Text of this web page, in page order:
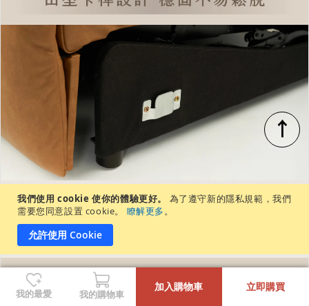
我們使用 cookie 使你的體驗更好。
為了遵守新的隱私規範，我們
需要您同意設置 cookie。
瞭解更多。
允許使用 Cookie
↑
我的最愛 我的購物車
加入購物車 立即購買
+
-